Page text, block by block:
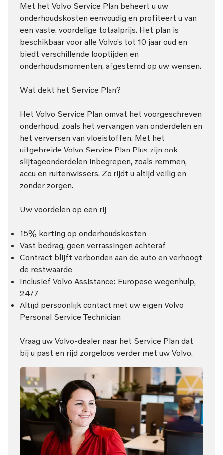
Met het Volvo Service Plan beheert u uw
onderhoudskosten eenvoudig en profiteert u van
een vaste, voordelige totaalprijs. Het plan is
beschikbaar voor alle Volvo’s tot 10 jaar oud en
biedt verschillende looptijden en
onderhoudsmomenten, afgestemd op uw wensen.
Wat dekt het Service Plan?
Het Volvo Service Plan omvat het voorgeschreven
onderhoud, zoals het vervangen van onderdelen en
het verversen van vloeistoffen. Met het
uitgebreide Volvo Service Plan Plus zijn ook
slijtageonderdelen inbegrepen, zoals remmen,
accu en ruitenwissers. Zo rijdt u altijd veilig en
zonder zorgen.
Uw voordelen op een rij
15% korting op onderhoudskosten
Vast bedrag, geen verrassingen achteraf
Contract blijft verbonden aan de auto en verhoogt
de restwaarde
Inclusief Volvo Assistance: Europese wegenhulp,
24/7
Altijd persoonlijk contact met uw eigen Volvo
Personal Service Technician
Vraag uw Volvo-dealer naar het Service Plan dat
bij u past en rijd zorgeloos verder met uw Volvo.